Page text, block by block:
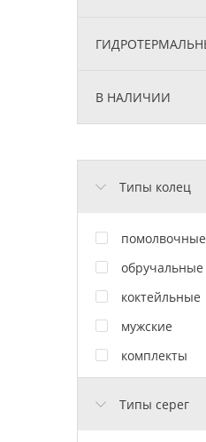
В НАЛИЧИИ
Типы колец
помолвочные
обручальные
коктейльные
мужские
комплекты
Типы серег